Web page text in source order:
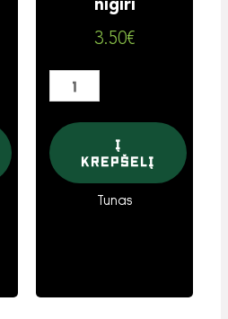
3.50€
Į
krepšelį
Tunas